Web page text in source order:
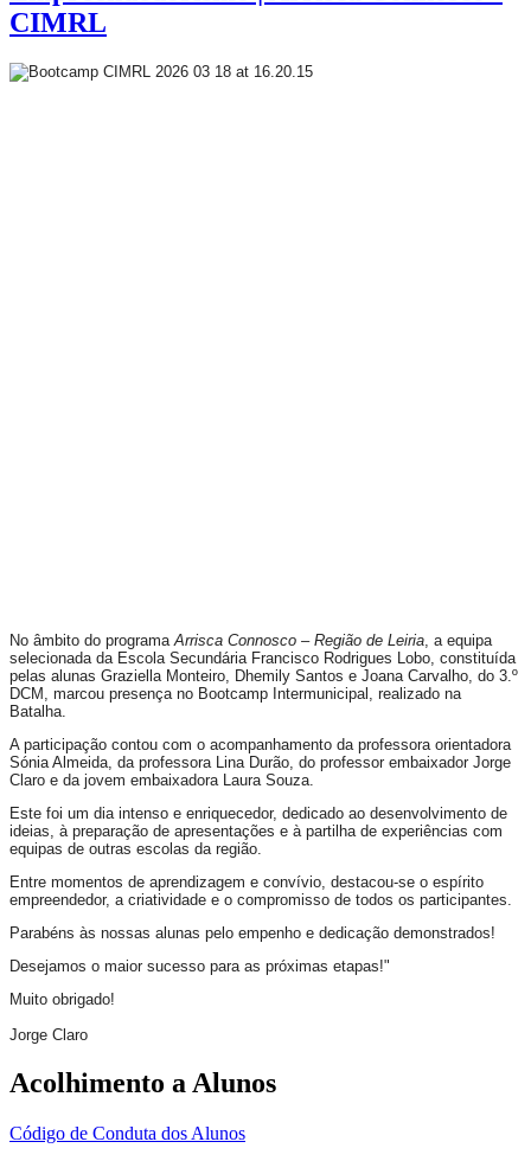
CIMRL
No âmbito do programa Arrisca Connosco – Região de Leiria , a equipa
selecionada da Escola Secundária Francisco Rodrigues Lobo, constituída
pelas alunas Graziella Monteiro, Dhemily Santos e Joana Carvalho, do 3.º
DCM, marcou presença no Bootcamp Intermunicipal, realizado na
Batalha.
A participação contou com o acompanhamento da professora orientadora
Sónia Almeida, da professora Lina Durão, do professor embaixador Jorge
Claro e da jovem embaixadora Laura Souza.
Este foi um dia intenso e enriquecedor, dedicado ao desenvolvimento de
ideias, à preparação de apresentações e à partilha de experiências com
equipas de outras escolas da região.
Entre momentos de aprendizagem e convívio, destacou-se o espírito
empreendedor, a criatividade e o compromisso de todos os participantes.
Parabéns às nossas alunas pelo empenho e dedicação demonstrados!
Desejamos o maior sucesso para as próximas etapas!"
Muito obrigado!
Jorge Claro
Acolhimento a Alunos
Código de Conduta dos Alunos